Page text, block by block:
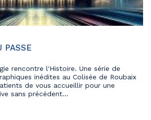
PASSE
rencontre l'Histoire. Une série de
inédites au Colisée de Roubaix
de vous accueillir pour une
sans précédent...